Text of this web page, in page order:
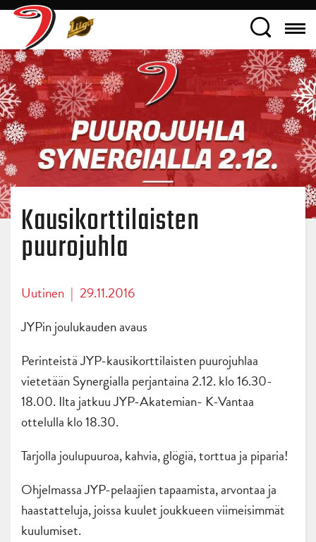
Kausikorttilaisten
puurojuhla
Uutinen | 29.11.2016
JYPin joulukauden avaus
Perinteistä JYP-kausikorttilaisten puurojuhlaa
vietetään Synergialla perjantaina 2.12. klo 16.30-
18.00. Ilta jatkuu JYP-Akatemian- K-Vantaa
ottelulla klo 18.30.
Tarjolla joulupuuroa, kahvia, glögiä, torttua ja piparia!
Ohjelmassa JYP-pelaajien tapaamista, arvontaa ja
haastatteluja, joissa kuulet joukkueen viimeisimmät
kuulumiset.